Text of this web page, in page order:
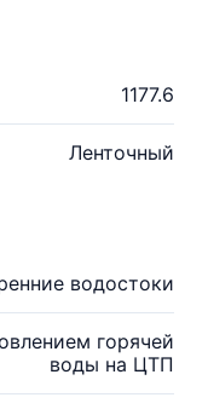
1177.6
Ленточный
водостоки
горячей
воды на ЦТП